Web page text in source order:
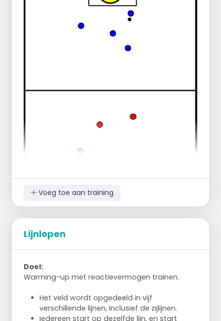
2 teams spelen een wedstrijd.
In plaats van korven moet je scoren door
op een pion te gooien.
en daar omheen staan spelers.
Eén speler staat voor de pion om deze te
Voeg toe aan training
Lijnlopen
Doel:
Warming-up met reactievermogen trainen.
Het veld wordt opgedeeld in vijf
verschillende lijnen, inclusief de zijlijnen.
Iedereen start op dezelfde lijn, en start